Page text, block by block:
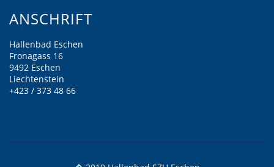
ANSCHRIFT
Hallenbad Eschen
Fronagass 16
9492 Eschen
Liechtenstein
+423 / 373 48 66